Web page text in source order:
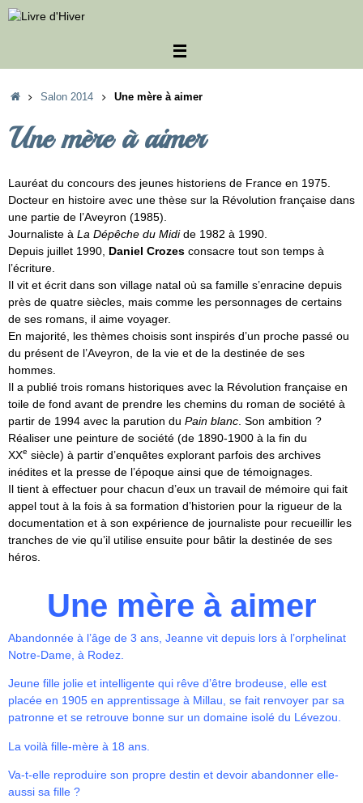
Passer
au
Accueil
Salon 2014 Une mère à aimer
Une mère à aimer
Lauréat du concours des jeunes historiens de France en 1975.
Docteur en histoire avec une thèse sur la Révolution française dans
une partie de l’Aveyron (1985).
Journaliste à La Dépêche du Midide 1982 à 1990.
Depuis juillet 1990, Daniel Crozes consacre tout son temps à
l’écriture.
Il vit et écrit dans son village natal où sa famille s’enracine depuis
près de quatre siècles, mais comme les personnages de certains
de ses romans, il aime voyager.
En majorité, les thèmes choisis sont inspirés d’un proche passé ou
du présent de l’Aveyron, de la vie et de la destinée de ses
hommes.
Il a publié trois romans historiques avec la Révolution française en
toile de fond avant de prendre les chemins du roman de société à
partir de 1994 avec la parution du Pain blanc . Son ambition ?
Réaliser une peinture de société (de 1890-1900 à la fin du
XXe siècle) à partir d’enquêtes explorant parfois des archives
inédites et la presse de l’époque ainsi que de témoignages.
Il tient à effectuer pour chacun d’eux un travail de mémoire qui fait
appel tout à la fois à sa formation d’historien pour la rigueur de la
documentation et à son expérience de journaliste pour recueillir les
tranches de vie qu’il utilise ensuite pour bâtir la destinée de ses
héros.
Une mère à aimer
Abandonnée à l’âge de 3 ans, Jeanne vit depuis lors à l’orphelinat
Notre-Dame, à Rodez.
Jeune fille jolie et intelligente qui rêve d’être brodeuse, elle est
placée en 1905 en apprentissage à Millau, se fait renvoyer par sa
patronne et se retrouve bonne sur un domaine isolé du Lévezou.
La voilà fille-mère à 18 ans.
Va-t-elle reproduire son propre destin et devoir abandonner elle-
aussi sa fille ?